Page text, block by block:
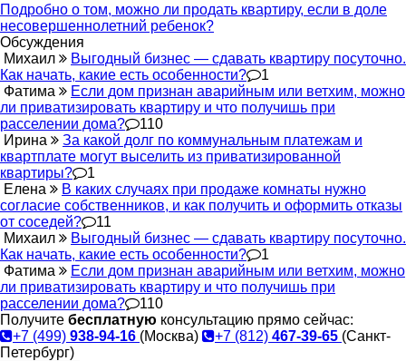
Подробно о том, можно ли продать квартиру, если в доле
несовершеннолетний ребенок?
Обсуждения
Михаил
Выгодный бизнес — сдавать квартиру посуточно.
Как начать, какие есть особенности?
1
Фатима
Если дом признан аварийным или ветхим, можно
ли приватизировать квартиру и что получишь при
расселении дома?
110
Ирина
За какой долг по коммунальным платежам и
квартплате могут выселить из приватизированной
квартиры?
1
Елена
В каких случаях при продаже комнаты нужно
согласие собственников, и как получить и оформить отказы
от соседей?
11
Михаил
Выгодный бизнес — сдавать квартиру посуточно.
Как начать, какие есть особенности?
1
Фатима
Если дом признан аварийным или ветхим, можно
ли приватизировать квартиру и что получишь при
расселении дома?
110
Получите бесплатную консультацию прямо сейчас:
+7 (499) 938-94-16 (Москва) +7 (812) 467-39-65 (Санкт-
Петербург)